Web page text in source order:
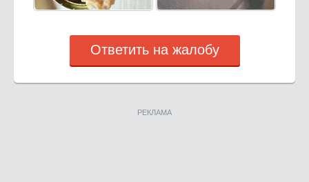
Ответить на жалобу
РЕКЛАМА